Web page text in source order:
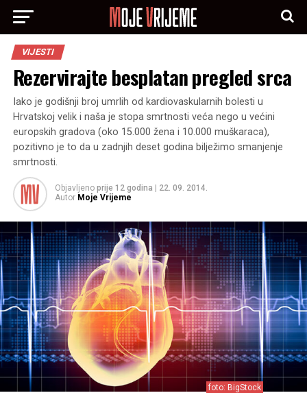
VIJESTI
Rezervirajte besplatan pregled srca
Iako je godišnji broj umrlih od kardiovaskularnih bolesti u
Hrvatskoj velik i naša je stopa smrtnosti veća nego u većini
europskih gradova (oko 15.000 žena i 10.000 muškaraca),
pozitivno je to da u zadnjih deset godina bilježimo smanjenje
smrtnosti.
Objavljeno prije 12 godina
22. 09. 2014.
Autor Moje Vrijeme
foto: BigStock